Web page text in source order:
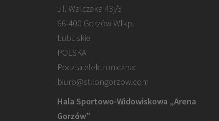
ul. Walczaka 43j/3
66-400 Gorzów Wlkp.
Lubuskie
POLSKA
Poczta elektroniczna:
biuro@stilongorzow.com
Hala Sportowo-Widowiskowa „Arena
Gorzów”